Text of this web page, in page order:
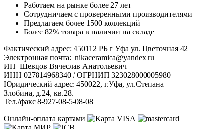
Работаем на рынке более 27 лет
Сотрудничаем с проверенными производителями
Предлагаем более 1500 коллекций
Более 82% товара в наличии на складе
Фактический адрес: 450112 РБ г Уфа ул. Цветочная 42
Электронная почта: nikaceramica@yandex.ru
ИП Шевцов Вячеслав Анатольевич
ИНН 027814968340 / ОГРНИП 323028000005980
Юридический адрес: 450022, г.Уфа, ул.Степана
Злобина, д.24, кв.28.
Тел./факс 8-927-08-5-08-08
Онлайн-оплата картами